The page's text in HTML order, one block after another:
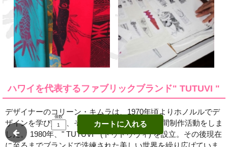
ハワイを代表するファブリックブランド" TUTUVI "
デザイナーのコリーン・キムラは、1970年頃よりホノルルでデ
ザインを学び始め、その後フィジーに渡り2年間制作活動をしま
した。 1980年、" TUTUVI " (トゥトゥヴィ) を設立。その後現在
に至るまでブランドで洗練された美しい世界を繰り広げていま
個数
カートに入れる